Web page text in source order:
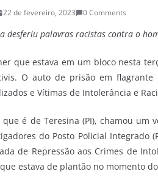
22 de fevereiro, 2023 0 Comments
desferiu palavras racistas contra o
que estava em um bloco nesta
O auto de prisão em flagrante
e Vítimas de Intolerância e
é de Teresina (PI), chamou um
do Posto Policial Integrado
de Repressão aos Crimes de
estava de plantão no momento